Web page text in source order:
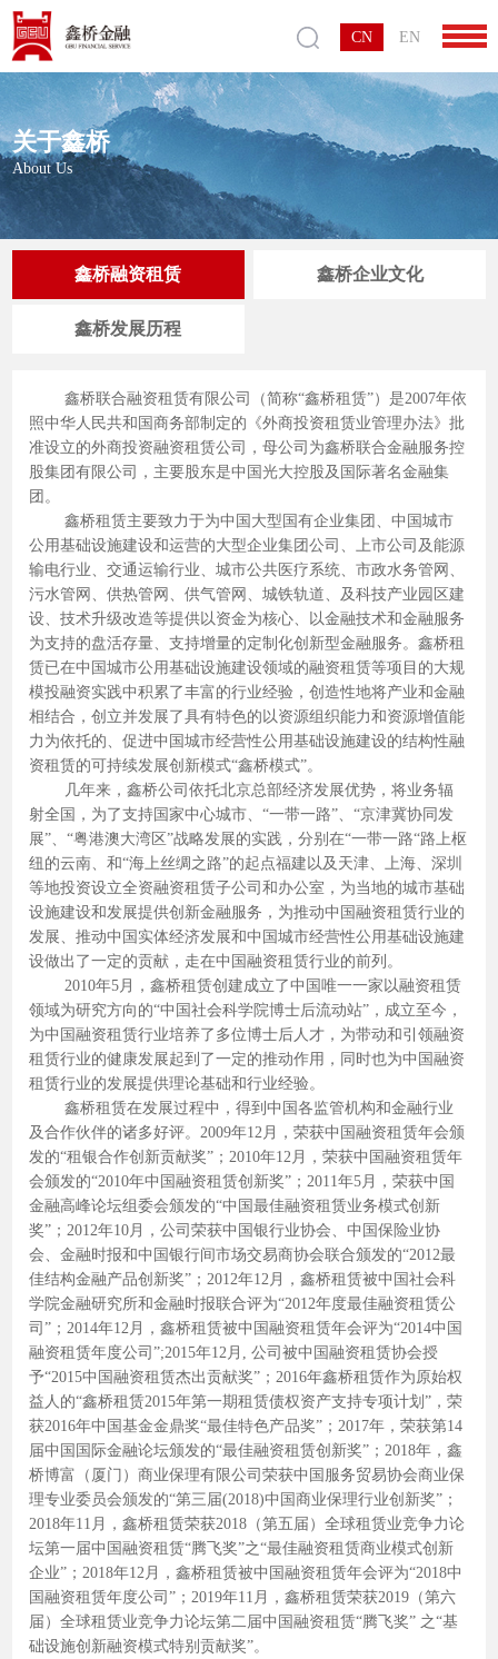
CN EN
关于鑫桥
About Us
鑫桥融资租赁 鑫桥企业文化
鑫桥发展历程
鑫桥联合融资租赁有限公司（简称“鑫桥租赁”）是2007年依
照中华人民共和国商务部制定的《外商投资租赁业管理办法》批
准设立的外商投资融资租赁公司，母公司为鑫桥联合金融服务控
股集团有限公司，主要股东是中国光大控股及国际著名金融集
团。
鑫桥租赁主要致力于为中国大型国有企业集团、中国城市
公用基础设施建设和运营的大型企业集团公司、上市公司及能源
输电行业、交通运输行业、城市公共医疗系统、市政水务管网、
污水管网、供热管网、供气管网、城铁轨道、及科技产业园区建
设、技术升级改造等提供以资金为核心、以金融技术和金融服务
为支持的盘活存量、支持增量的定制化创新型金融服务。鑫桥租
赁已在中国城市公用基础设施建设领域的融资租赁等项目的大规
模投融资实践中积累了丰富的行业经验，创造性地将产业和金融
相结合，创立并发展了具有特色的以资源组织能力和资源增值能
力为依托的、促进中国城市经营性公用基础设施建设的结构性融
资租赁的可持续发展创新模式“鑫桥模式”。
几年来，鑫桥公司依托北京总部经济发展优势，将业务辐
射全国，为了支持国家中心城市、“一带一路”、“京津冀协同发
展”、“粤港澳大湾区”战略发展的实践，分别在“一带一路“路上枢
纽的云南、和“海上丝绸之路”的起点福建以及天津、上海、深圳
等地投资设立全资融资租赁子公司和办公室，为当地的城市基础
设施建设和发展提供创新金融服务，为推动中国融资租赁行业的
发展、推动中国实体经济发展和中国城市经营性公用基础设施建
设做出了一定的贡献，走在中国融资租赁行业的前列。
2010年5月，鑫桥租赁创建成立了中国唯一一家以融资租赁
领域为研究方向的“中国社会科学院博士后流动站”，成立至今，
为中国融资租赁行业培养了多位博士后人才，为带动和引领融资
租赁行业的健康发展起到了一定的推动作用，同时也为中国融资
租赁行业的发展提供理论基础和行业经验。
鑫桥租赁在发展过程中，得到中国各监管机构和金融行业
及合作伙伴的诸多好评。2009年12月，荣获中国融资租赁年会颁
发的“租银合作创新贡献奖”；2010年12月，荣获中国融资租赁年
会颁发的“2010年中国融资租赁创新奖”；2011年5月，荣获中国
金融高峰论坛组委会颁发的“中国最佳融资租赁业务模式创新
奖”；2012年10月，公司荣获中国银行业协会、中国保险业协
会、金融时报和中国银行间市场交易商协会联合颁发的“2012最
佳结构金融产品创新奖”；2012年12月，鑫桥租赁被中国社会科
学院金融研究所和金融时报联合评为“2012年度最佳融资租赁公
司”；2014年12月，鑫桥租赁被中国融资租赁年会评为“2014中国
融资租赁年度公司”;2015年12月, 公司被中国融资租赁协会授
予“2015中国融资租赁杰出贡献奖”；2016年鑫桥租赁作为原始权
益人的“鑫桥租赁2015年第一期租赁债权资产支持专项计划”，荣
获2016年中国基金金鼎奖“最佳特色产品奖”；2017年，荣获第14
届中国国际金融论坛颁发的“最佳融资租赁创新奖”；2018年，鑫
桥博富（厦门）商业保理有限公司荣获中国服务贸易协会商业保
理专业委员会颁发的“第三届(2018)中国商业保理行业创新奖”；
2018年11月，鑫桥租赁荣获2018（第五届）全球租赁业竞争力论
坛第一届中国融资租赁“腾飞奖”之“最佳融资租赁商业模式创新
企业”；2018年12月，鑫桥租赁被中国融资租赁年会评为“2018中
国融资租赁年度公司”；2019年11月，鑫桥租赁荣获2019（第六
届）全球租赁业竞争力论坛第二届中国融资租赁“腾飞奖” 之“基
础设施创新融资模式特别贡献奖”。